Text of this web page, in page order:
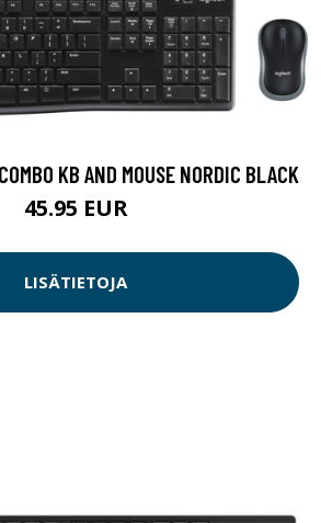
KB AND MOUSE NORDIC BLACK
45.95 EUR
LISÄTIETOJA